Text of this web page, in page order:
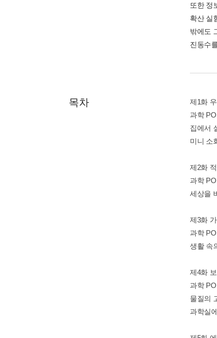
또한 정
확산 실
밖에도
진동수
목차
제1화
과학
집에서
미니 소
제2화
과학
세상을
제3화
과학
생활 속
제4화
과학
물질의
과학실